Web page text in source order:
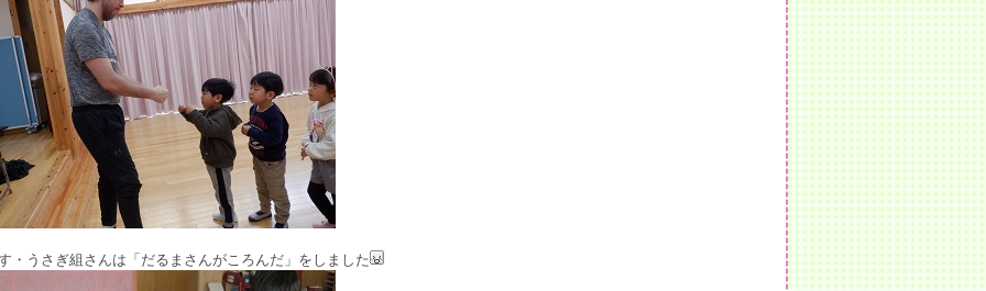
・うさぎ組さんは「だるまさんがころんだ」をしました